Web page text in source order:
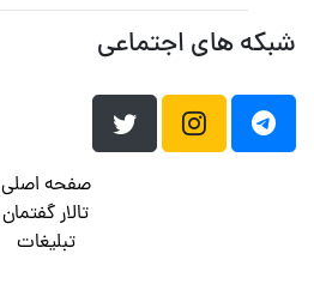
شبکه های اجتماعی
صفحه اصلی
تالار گفتمان
تبلیغات